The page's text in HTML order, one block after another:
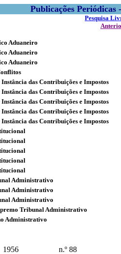
Publicações
Pesquisa
Aduaneiro
Aduaneiro
Aduaneiro
das Contribuições e Impostos
das Contribuições e Impostos
das Contribuições e Impostos
das Contribuições e Impostos
das Contribuições e Impostos
Administrativo
Administrativo
Administrativo
Tribunal Administrativo
Administrativo
1956 n.º 88